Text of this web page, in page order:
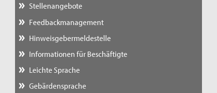
Stellenangebote
Feedbackmanagement
Hinweisgebermeldestelle
Informationen für Beschäftigte
Leichte Sprache
Gebärdensprache